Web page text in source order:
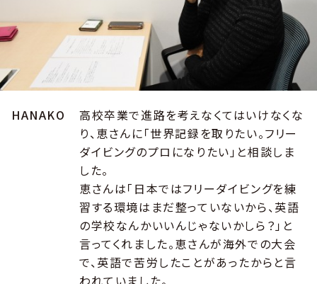
HANAKO
高校卒業で進路を考えなくてはいけなくな
り、恵さんに「世界記録を取りたい。フリー
ダイビングのプロになりたい」と相談しま
した。
恵さんは「日本ではフリーダイビングを練
習する環境はまだ整っていないから、英語
の学校なんかいいんじゃないかしら？」と
言ってくれました。恵さんが海外での大会
で、英語で苦労したことがあったからと言
われていました。